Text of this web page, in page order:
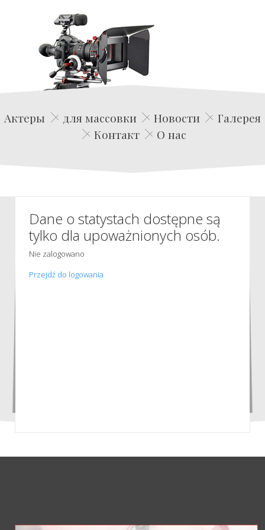
Edwin Film Agencja Aktorska
Актеры для массовки Новости
Галерея
Контакт
О нас
Dane o statystach dostępne są
tylko dla upoważnionych osób.
Nie zalogowano
Przejdź do logowania